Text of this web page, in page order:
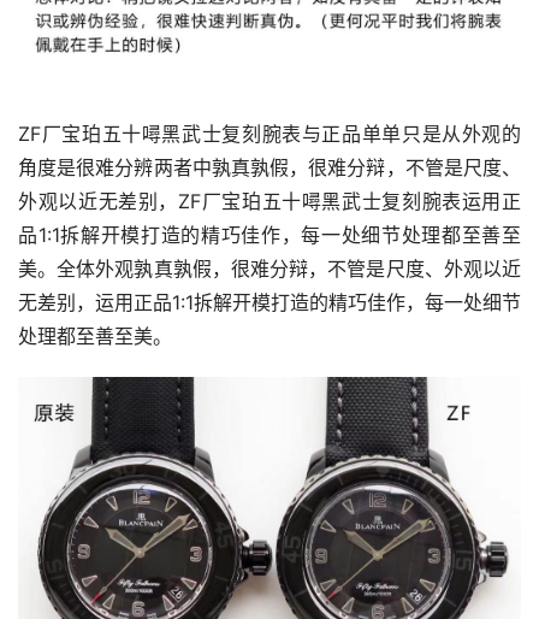
ZF厂宝珀五十噚黑武士复刻腕表与正品单单只是从外观的
角度是很难分辨两者中孰真孰假，很难分辩，不管是尺度、
外观以近无差别，ZF厂宝珀五十噚黑武士复刻腕表运用正
品1:1拆解开模打造的精巧佳作，每一处细节处理都至善至
美。全体外观孰真孰假，很难分辩，不管是尺度、外观以近
无差别，运用正品1:1拆解开模打造的精巧佳作，每一处细节
处理都至善至美。